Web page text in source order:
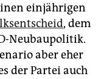
einjährigen
, dem
Neubaupolitik.
aber eher
der Partei auch